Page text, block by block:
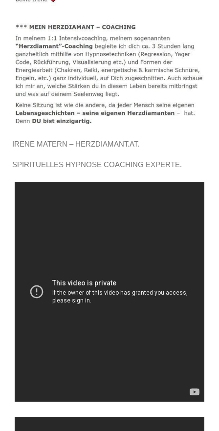
IRENE MATERN – HERZDIAMANT.AT.
SPIRITUELLES HYPNOSE COACHING EXPERTE.